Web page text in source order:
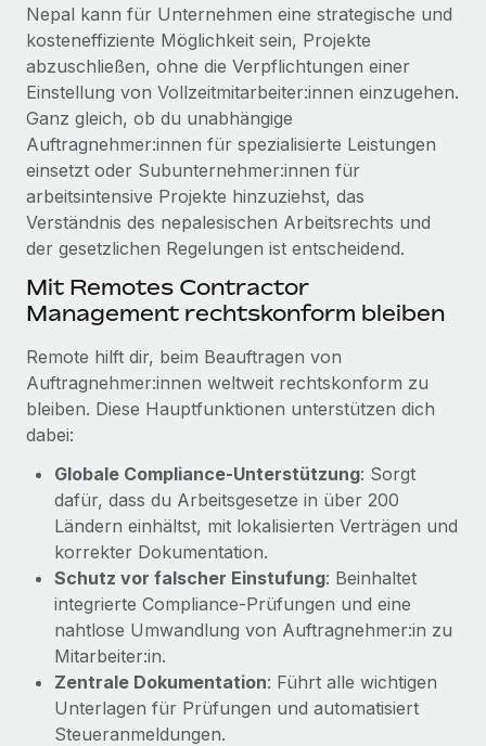
DIENSTLEISTUNGEN
Frag unsere Expert:innen
Hilfe von Expert:innen für globale HR & Compliance
Background-Checks
Einfacheres Bewerber:innen-Screening
Compliance Watchtower
Lückenlose Compliance
Geräteverwaltung
Globale Bereitstellung und Verfolgung von IT-
Geräten
Gründung von Niederlassungen
Schnelle, rechtssichere Gründung von
Niederlassungen
Mobilität und Relocation
Mühelose Relocation von Mitarbeiter:innen
Benefits
Mühelose Verwaltung von Benefits
Remote Build
Demnächst verfügbar
Beratung zu Integrationen und KI-Automatisierung
FALLSTUDIEN
So hat der KI-Vorreiter Weaviate sein Team mit
Remote um 120 % vergrößert
Weaviate auf einen Blick Weaviate entwickelt KI-basierte
Open-Source-Infrastrukturen. Das...
Mehr erfahren
Strategische Partnerschaft zwischen
Reverse Tech und Remote für Contractor
Management und Payroll
Wellness-Startup Reverse Tech hat das globale...
Mehr erfahren
Informationen zu Gehältern und Qualifikationen
Insights Center
Hol dir Unterstützung
Alle Ressourcen anzeigen
BLOG
EOR und PEO
Contractor Management
Steuern
Den Blog erkunden
BLOG
Gusto und Zero und Contractor Management
Plus
Auch im neuen Jahr wollen wir bei Remote Unternehmen
Mehr erfahren
Nepal kann für Unternehmen eine strategische und
kosteneffiziente Möglichkeit sein, Projekte
abzuschließen, ohne die Verpflichtungen einer
Einstellung von Vollzeitmitarbeiter:innen einzugehen.
Ganz gleich, ob du unabhängige
Auftragnehmer:innen für spezialisierte Leistungen
einsetzt oder Subunternehmer:innen für
arbeitsintensive Projekte hinzuziehst, das
Verständnis des nepalesischen Arbeitsrechts und
der gesetzlichen Regelungen ist entscheidend.
Mit Remotes Contractor
Management rechtskonform bleiben
Remote hilft dir, beim Beauftragen von
Auftragnehmer:innen weltweit rechtskonform zu
bleiben. Diese Hauptfunktionen unterstützen dich
dabei:
Globale Compliance-Unterstützung: Sorgt
dafür, dass du Arbeitsgesetze in über 200
Ländern einhältst, mit lokalisierten Verträgen und
korrekter Dokumentation.
Schutz vor falscher Einstufung: Beinhaltet
integrierte Compliance-Prüfungen und eine
nahtlose Umwandlung von Auftragnehmer:in zu
Mitarbeiter:in.
Zentrale Dokumentation: Führt alle wichtigen
Unterlagen für Prüfungen und automatisiert
Steueranmeldungen.